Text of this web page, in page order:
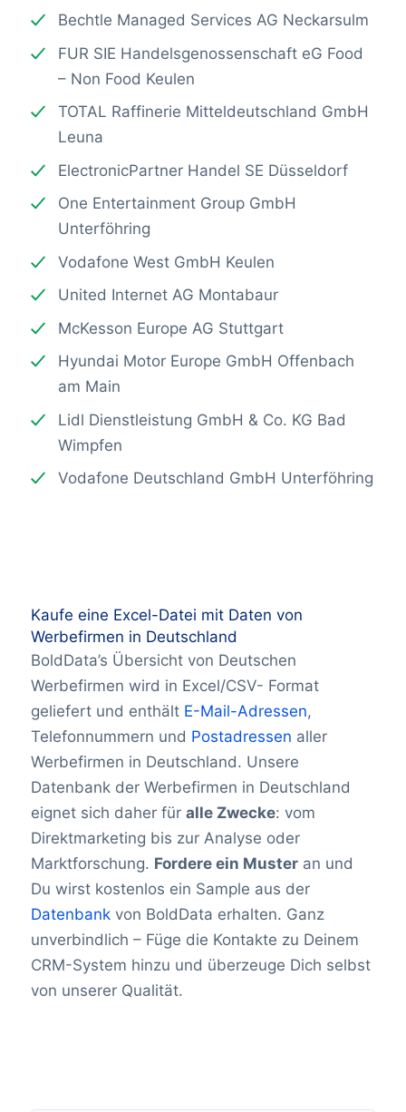
Bechtle Managed Services AG Neckarsulm
FUR SIE Handelsgenossenschaft eG Food
– Non Food Keulen
TOTAL Raffinerie Mitteldeutschland GmbH
Leuna
ElectronicPartner Handel SE Düsseldorf
One Entertainment Group GmbH
Unterföhring
Vodafone West GmbH Keulen
United Internet AG Montabaur
McKesson Europe AG Stuttgart
Hyundai Motor Europe GmbH Offenbach
am Main
Lidl Dienstleistung GmbH & Co. KG Bad
Wimpfen
Vodafone Deutschland GmbH Unterföhring
Kaufe eine Excel-Datei mit Daten von
Werbefirmen in Deutschland
BoldData’s Übersicht von Deutschen
Werbefirmen wird in Excel/CSV- Format
geliefert und enthält E-Mail-Adressen,
Telefonnummern und Postadressen aller
Werbefirmen in Deutschland. Unsere
Datenbank der Werbefirmen in Deutschland
eignet sich daher für alle Zwecke: vom
Direktmarketing bis zur Analyse oder
Marktforschung. Fordere ein Musteran und
Du wirst kostenlos ein Sample aus der
Datenbankvon BoldData erhalten. Ganz
unverbindlich – Füge die Kontakte zu Deinem
CRM-System hinzu und überzeuge Dich selbst
von unserer Qualität.